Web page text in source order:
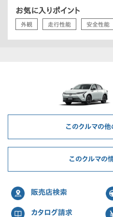
お気に入りポイント
外観 走行性能 安全性能
このクルマの他
このクルマの
販売店検索
カタログ請求